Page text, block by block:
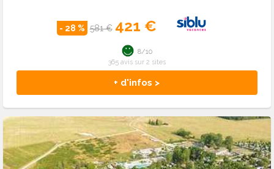
- 28 % 581 € 421 €
+ d'infos >
8/10
365 avis sur 2 sites